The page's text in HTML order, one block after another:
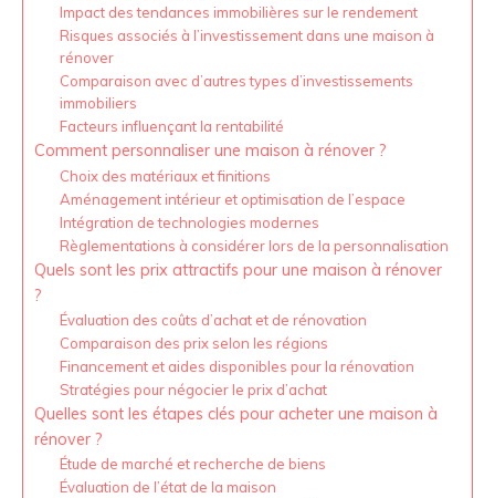
Impact des tendances immobilières sur le rendement
Risques associés à l’investissement dans une maison à
rénover
Comparaison avec d’autres types d’investissements
immobiliers
Facteurs influençant la rentabilité
Comment personnaliser une maison à rénover ?
Choix des matériaux et finitions
Aménagement intérieur et optimisation de l’espace
Intégration de technologies modernes
Règlementations à considérer lors de la personnalisation
Quels sont les prix attractifs pour une maison à rénover
?
Évaluation des coûts d’achat et de rénovation
Comparaison des prix selon les régions
Financement et aides disponibles pour la rénovation
Stratégies pour négocier le prix d’achat
Quelles sont les étapes clés pour acheter une maison à
rénover ?
Étude de marché et recherche de biens
Évaluation de l’état de la maison